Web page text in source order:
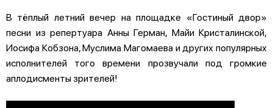
В тёплый летний вечер на площадке «Гостиный двор»
песни из репертуара Анны Герман, Майи Кристалинской,
Иосифа Кобзона, Муслима Магомаева и других популярных
исполнителей того времени прозвучали под громкие
аплодисменты зрителей!